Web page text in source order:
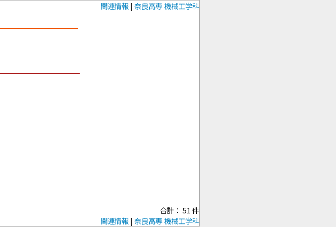
関連情報| 奈良高専 機械工学科
合計： 51 件
関連情報| 奈良高専 機械工学科